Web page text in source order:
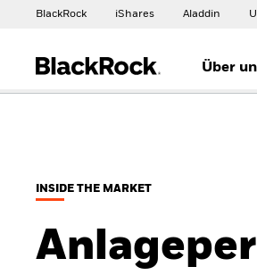
BlackRock iShares Aladdin
Über
INSIDE THE MARKET